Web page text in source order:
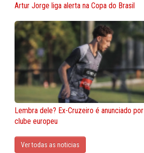
Artur Jorge liga alerta na Copa do Brasil
Lembra dele? Ex-Cruzeiro é anunciado por
clube europeu
Ver todas as noticias